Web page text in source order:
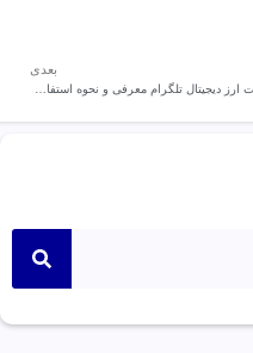
بعدی
ربات ارز دیجیتال تلگرام معرفی و نحوه استفاده رایگان